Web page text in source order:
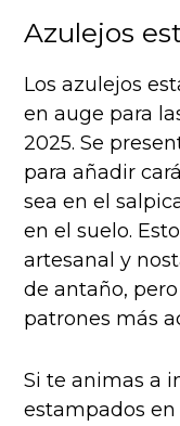
Azulejos
Los azulejos
en auge para
2025. Se
para añadir
sea en el
en el suelo.
artesanal y
de antaño,
patrones más
Si te animas a
estampados